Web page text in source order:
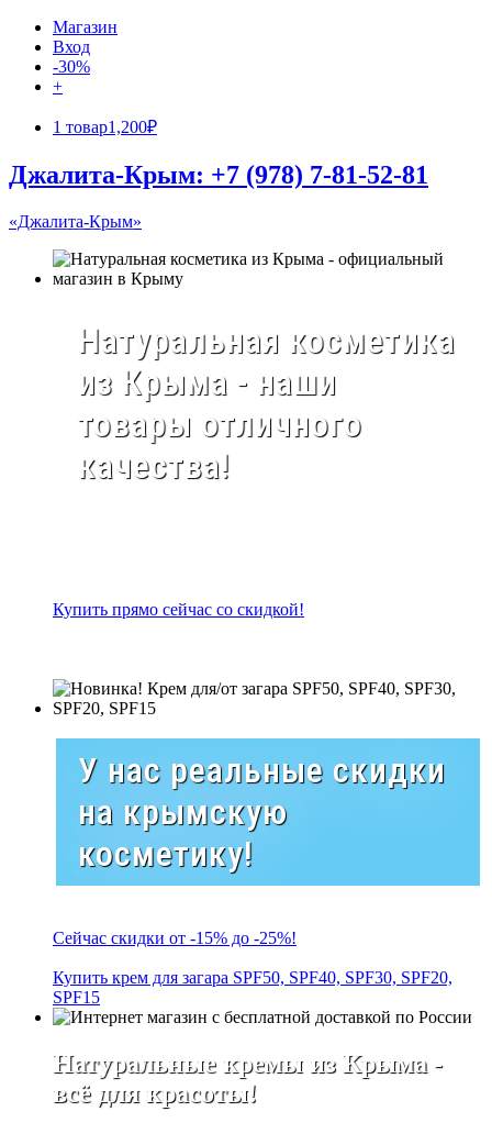
Магазин
Вход
-30%
+
1 товар1,200₽
Джалита-Крым: +7 (978) 7-81-52-81
«Джалита-Крым»
Натуральная косметика
из Крыма - наши
товары отличного
качества!
Купить прямо сейчас со скидкой!
У нас реальные скидки
на крымскую
косметику!
Сейчас скидки от -15% до -25%!
Купить крем для загара SPF50, SPF40, SPF30, SPF20,
SPF15
Натуральные кремы из Крыма -
всё для красоты!